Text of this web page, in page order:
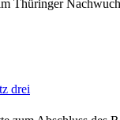
Thüringer
drei